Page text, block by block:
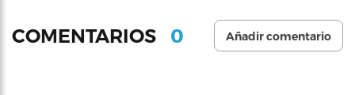
COMENTARIOS 0 Añadir comentario